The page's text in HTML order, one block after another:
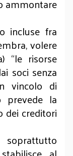
ammontare
incluse fra
volere
“le risorse
soci senza
vincolo di
prevede la
dei creditori